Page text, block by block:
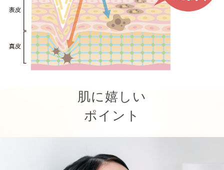
肌に嬉しい
ポイント